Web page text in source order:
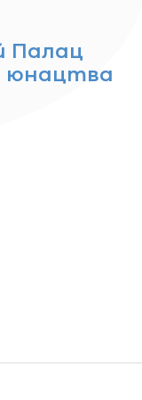
Палац
юнацтва